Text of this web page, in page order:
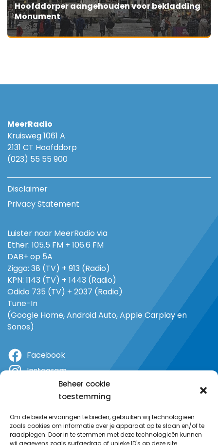
Beheer cookie
toestemming
Om de beste ervaringen te bieden, gebruiken wij technologieën
zoals cookies om informatie over je apparaat op te slaan en/of te
raadplegen. Door in te stemmen met deze technologieën kunnen
wij gegevens zoals surfgedrag of unieke ID's op deze site
Hoofddorper aangehouden voor bekladding
Monument
MeerRadio
Kruisweg 1061 A
2131 CT Hoofddorp
(023) 55 55 900
Disclaimer
Privacy Statement
Luister naar MeerRadio via
Ether: 105.5 FM + 106.6 FM
DAB+ op 5A
Ziggo: 38 (TV) + 913 (Radio)
KPN: 1143 (TV) + 1443 (Radio)
Odido 735 (TV) + 2037 (Radio)
Tune-In
(Google Home, Android Auto, Apple Carplay en
Sonos)
Facebook
Instagram
YouTube